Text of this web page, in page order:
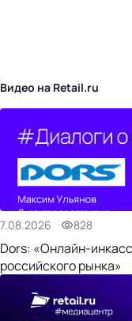
Видео на Retail.ru
7.08.2026 828
Dors: «Онлайн-
российского рынка»